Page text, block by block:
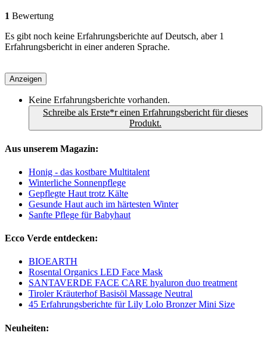
1 Bewertung
Es gibt noch keine Erfahrungsberichte auf Deutsch, aber 1
Erfahrungsbericht in einer anderen Sprache.
Anzeigen
Keine Erfahrungsberichte vorhanden.
Schreibe als Erste*r einen Erfahrungsbericht für dieses
Produkt.
Aus unserem Magazin:
Honig - das kostbare Multitalent
Winterliche Sonnenpflege
Gepflegte Haut trotz Kälte
Gesunde Haut auch im härtesten Winter
Sanfte Pflege für Babyhaut
Ecco Verde entdecken:
BIOEARTH
Rosental Organics LED Face Mask
SANTAVERDE FACE CARE hyaluron duo treatment
Tiroler Kräuterhof Basisöl Massage Neutral
45 Erfahrungsberichte für Lily Lolo Bronzer Mini Size
Neuheiten: